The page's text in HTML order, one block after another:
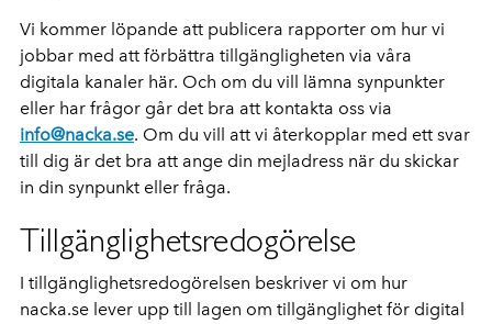
Vi kommer löpande att publicera rapporter om hur vi
jobbar med att förbättra tillgängligheten via våra
digitala kanaler här. Och om du vill lämna synpunkter
eller har frågor går det bra att kontakta oss via
info@nacka.se. Om du vill att vi återkopplar med ett svar
till dig är det bra att ange din mejladress när du skickar
in din synpunkt eller fråga.
Tillgänglighetsredogörelse
I tillgänglighetsredogörelsen beskriver vi om hur
nacka.se lever upp till lagen om tillgänglighet för digital